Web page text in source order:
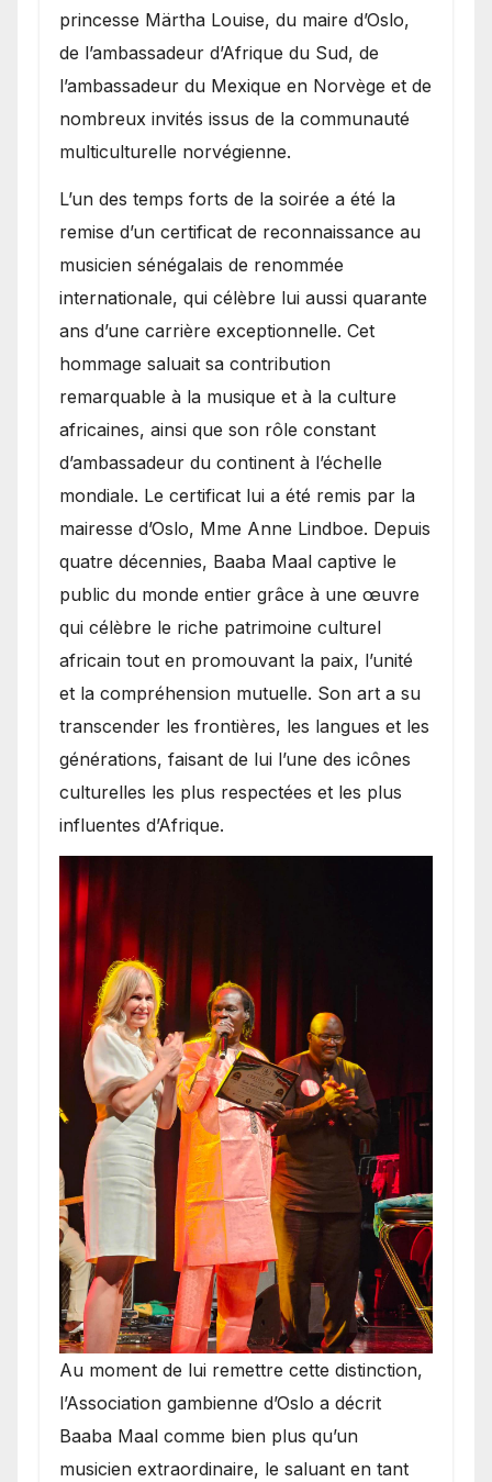
princesse Märtha Louise, du maire d’Oslo,
de l’ambassadeur d’Afrique du Sud, de
l’ambassadeur du Mexique en Norvège et de
nombreux invités issus de la communauté
multiculturelle norvégienne.
​L’un des temps forts de la soirée a été la
remise d’un certificat de reconnaissance au
musicien sénégalais de renommée
internationale, qui célèbre lui aussi quarante
ans d’une carrière exceptionnelle. Cet
hommage saluait sa contribution
remarquable à la musique et à la culture
africaines, ainsi que son rôle constant
d’ambassadeur du continent à l’échelle
mondiale. Le certificat lui a été remis par la
mairesse d’Oslo, Mme Anne Lindboe. Depuis
quatre décennies, Baaba Maal captive le
public du monde entier grâce à une œuvre
qui célèbre le riche patrimoine culturel
africain tout en promouvant la paix, l’unité
et la compréhension mutuelle. Son art a su
transcender les frontières, les langues et les
générations, faisant de lui l’une des icônes
culturelles les plus respectées et les plus
influentes d’Afrique.
​Au moment de lui remettre cette distinction,
l’Association gambienne d’Oslo a décrit
Baaba Maal comme bien plus qu’un
musicien extraordinaire, le saluant en tant